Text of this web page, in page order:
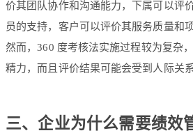
价其团队协作和沟通能力，下属可以评
员的支持，客户可以评价其服务质量和
然而，360 度考核法实施过程较为复杂
精力，而且评价结果可能会受到人际关
三、企业为什么需要绩效